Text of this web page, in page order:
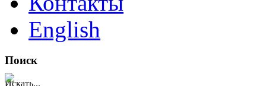
English
Поиск
Искать...